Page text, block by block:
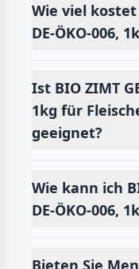
Wie viel kostet
DE-ÖKO-006,
Ist BIO ZIMT
1kg für
geeignet?
Wie kann ich
DE-ÖKO-006,
Bieten Sie